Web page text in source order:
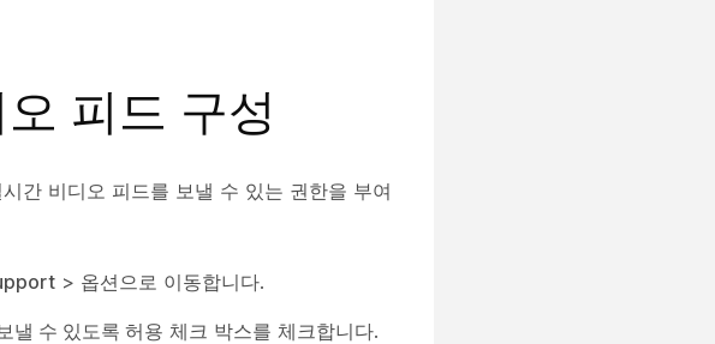
피드 구성
간 비디오 피드를 보낼 수 있는 권한을 부여
> 옵션으로 이동합니다.
낼 수 있도록 허용 체크 박스를 체크합니다.